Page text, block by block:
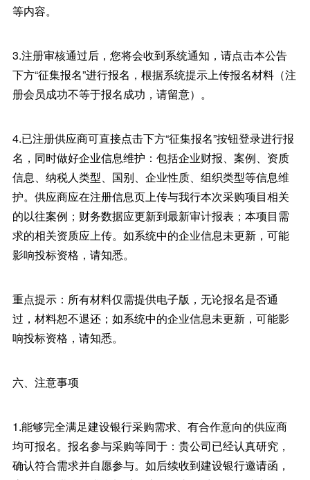
等内容。
3.注册审核通过后，您将会收到系统通知，请点击本公告
下方“征集报名”进行报名，根据系统提示上传报名材料（注
册会员成功不等于报名成功，请留意）。
4.已注册供应商可直接点击下方“征集报名”按钮登录进行报
名，同时做好企业信息维护：包括企业财报、案例、资质
信息、纳税人类型、国别、企业性质、组织类型等信息维
护。供应商应在注册信息页上传与我行本次采购项目相关
的以往案例；财务数据应更新到最新审计报表；本项目需
求的相关资质应上传。如系统中的企业信息未更新，可能
影响投标资格，请知悉。
重点提示：所有材料仅需提供电子版，无论报名是否通
过，材料恕不退还；如系统中的企业信息未更新，可能影
响投标资格，请知悉。
六、注意事项
1.能够完全满足建设银行采购需求、有合作意向的供应商
均可报名。报名参与采购等同于：贵公司已经认真研究，
确认符合需求并自愿参与。如后续收到建设银行邀请函，